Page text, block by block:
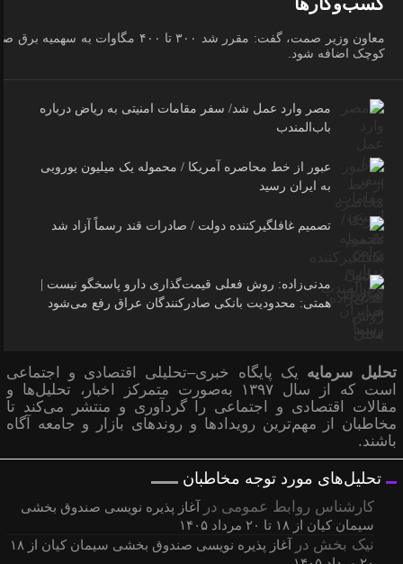
معاون وزیر صمت، گفت: مقرر شد ۳۰۰ تا ۴۰۰ مگاوات به سهمیه
کوچک اضافه شود.
مصر وارد عمل شد/ سفر مقامات امنیتی به ریاض درباره
باب‌المندب
عبور از خط محاصره آمریکا / محموله یک میلیون یورویی
به ایران رسید
تصمیم غافلگیرکننده دولت / صادرات قند رسماً آزاد شد
مدنی‌زاده: روش فعلی قیمت‌گذاری دارو پاسخگو نیست |
همتی: محدودیت بانکی صادرکنندگان عراق رفع می‌شود
تحلیل سرمایه یک پایگاه خبری–تحلیلی اقتصادی و اجتماعی
است که از سال ۱۳۹۷ به‌صورت متمرکز اخبار، تحلیل‌ها و
مقالات اقتصادی و اجتماعی را گردآوری و منتشر می‌کند تا
مخاطبان از مهم‌ترین رویدادها و روندهای بازار و جامعه آگاه
باشند.
تحلیل‌های مورد توجه مخاطبان
کارشناس روابط عمومی در آغاز پذیره نویسی صندوق بخشی
سیمان کیان از ۱۸ تا ۲۰ مرداد ۱۴۰۵
نیک بخش در